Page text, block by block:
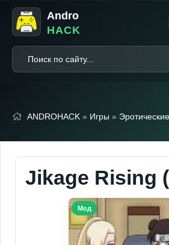
Andro
HACK
ANDROHACK » Игры » Эротические
Jikage Rising
Мод